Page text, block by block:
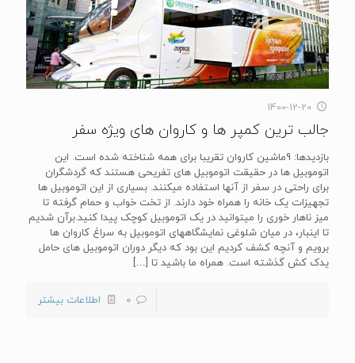
1400-12-20
جالب ترین کمپر ها و کاروان های ویژه سفر
بازدیدها: 9ماشین کاروان تقریبا برای همه شناخته شده است. این
اتوموبیل ها در حقیقت اتوموبیل های تفریحی هستند که گردشگران
برای راحتی در سفر از آنها استفاده میکنند. بسیاری از این اتوموبیل ها
تجهیزات یک خانه را همراه خود دارند. از تخت خواب و حمام گرفته تا
میز ناهار خوری را میتوانید در یک اتوموبیل کوچک پیدا کنید.برآن شدیم
تا اینبار، در میان شلوغی نمایشگاههای اتوموبیل به سراغ کاروان ها
برویم و آنچه کشف کردیم این بود که دیگر دوران اتوموبیل های حامل
یدک کش گذشته است. همراه ما باشید تا […]
0 اطلاعات بیشتر